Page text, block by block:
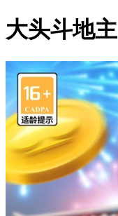
大头斗地主